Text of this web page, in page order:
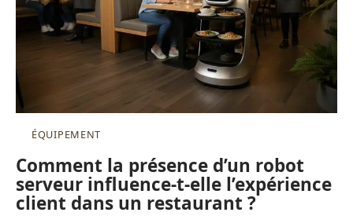
ÉQUIPEMENT
Comment la présence d’un robot
serveur influence-t-elle l’expérience
client dans un restaurant ?